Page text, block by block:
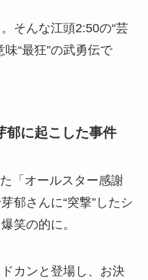
そんな江頭2:50の“芸
“最狂”の武勇伝で
郁に起こした事件
「オールスター感謝
郁さんに“突撃”したシ
笑の的に。
カンと登場し、お決